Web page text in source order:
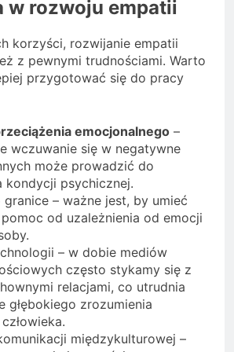
w rozwoju empatii
korzyści, rozwijanie empatii
z pewnymi trudnościami. Warto
przygotować się do pracy
emocjonalnego –
wczuwanie się w negatywne
może prowadzić do
kondycji psychicznej.
granice – ważne jest, by umieć
od uzależnienia od emocji
– w dobie mediów
często stykamy się z
relacjami, co utrudnia
głębokiego zrozumienia
międzykulturowej –